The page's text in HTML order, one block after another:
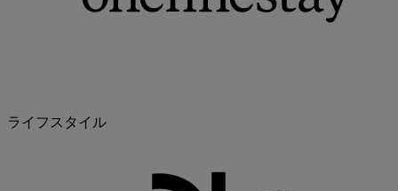
ライフスタイル